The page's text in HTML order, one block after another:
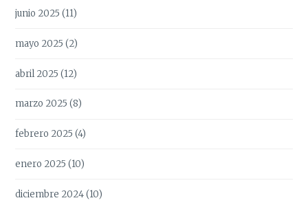
junio 2025 (11)
mayo 2025 (2)
abril 2025 (12)
marzo 2025 (8)
febrero 2025 (4)
enero 2025 (10)
diciembre 2024(10)